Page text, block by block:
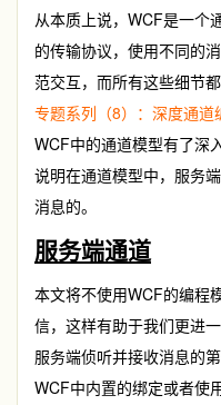
从本质上说，WCF是一个
的传输协议，使用不同的
范交互，而所有这些细节
专题系列（8）：深度通
WCF中的通道模型有了深
说明在通道模型中，服务
消息的。
服务端通道
本文将不使用WCF的编程
信，这样有助于我们更进
服务端侦听并接收消息的
WCF中内置的绑定或者使